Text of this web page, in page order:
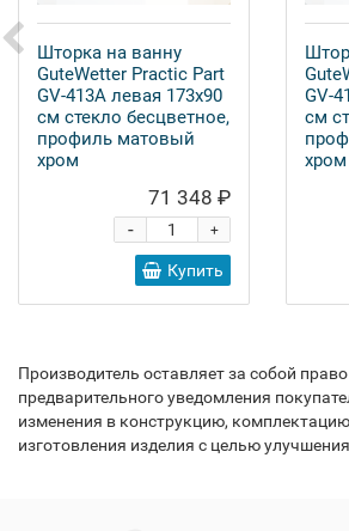
Шторка на ванну
GuteWetter Practic Part
GV-413A левая 173x90
см стекло бесцветное,
профиль матовый
хром
71 348 ₽
+
-
Купить
GV-
см
хром
Производитель оставляет за собой
предварительного уведомления
изменения в конструкцию,
изготовления изделия с целью